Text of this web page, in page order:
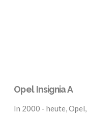
Opel Insignia A
In 2000 - heute,Opel,